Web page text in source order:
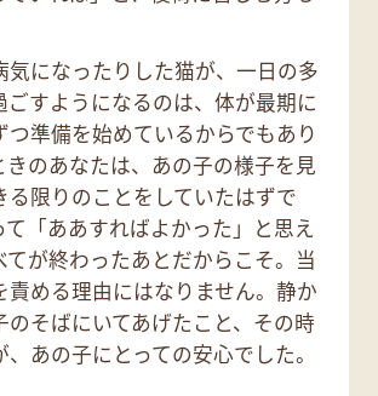
気になったりした猫が、一日の多
ごすようになるのは、体が最期に
つ準備を始めているからでもあり
きのあなたは、あの子の様子を見
る限りのことをしていたはずで
て「ああすればよかった」と思え
てが終わったあとだからこそ。当
責める理由にはなりません。静か
のそばにいてあげたこと、その時
あの子にとっての安心でした。